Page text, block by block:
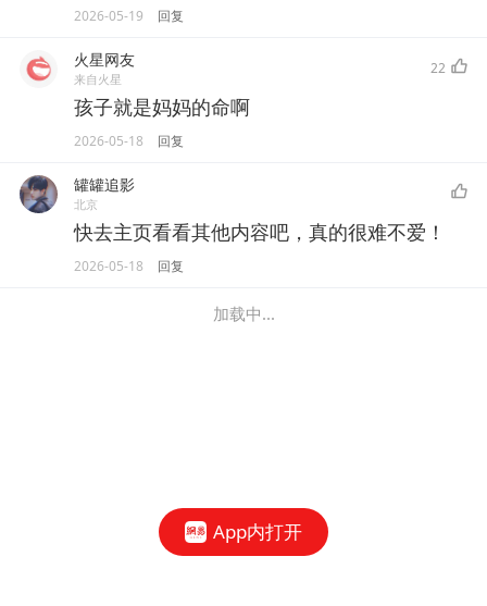
2026-05-19 回复
火星网友
来自火星
22
孩子就是妈妈的命啊
2026-05-18 回复
罐罐追影
北京
快去主页看看其他内容吧，真的很难不爱！
2026-05-18 回复
加载中...
App内打开